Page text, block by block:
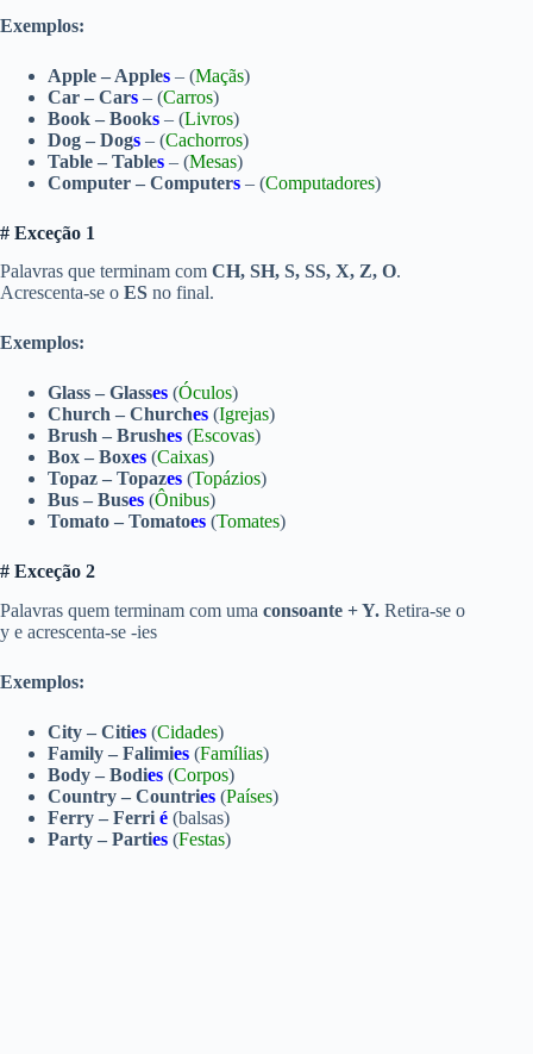
Exemplos:
Apple – Apples – (Maçãs)
Car – Cars – (Carros)
Book – Books – (Livros)
Dog – Dogs – (Cachorros)
Table – Tables – (Mesas)
Computer – Computers – (Computadores)
# Exceção 1
Palavras que terminam com CH, SH, S, SS, X, Z, O.
Acrescenta-se o ES no final.
Exemplos:
Glass – Glasses (Óculos)
Church – Churches (Igrejas)
Brush – Brushes (Escovas)
Box – Boxes (Caixas)
Topaz – Topazes (Topázios)
Bus – Buses (Ônibus)
Tomato – Tomatoes (Tomates)
# Exceção 2
Palavras quem terminam com uma consoante + Y. Retira-se o
y e acrescenta-se -ies
Exemplos:
City – Cities (Cidades)
Family – Falimies (Famílias)
Body – Bodies (Corpos)
Country – Countries (Países)
Ferry – Ferri é (balsas)
Party – Parties (Festas)